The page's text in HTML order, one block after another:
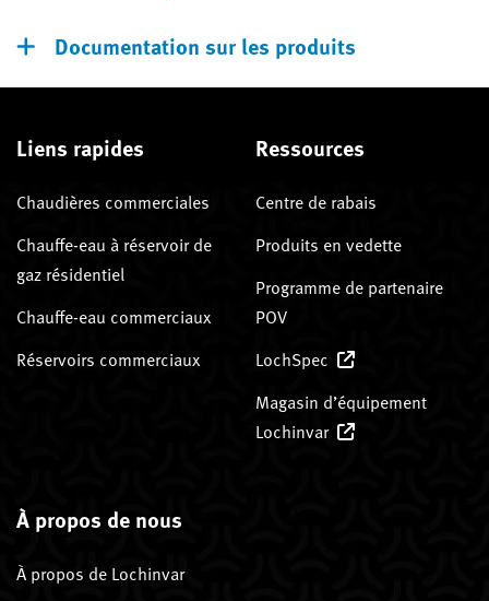
Documentation sur les produits
Liens rapides
Chaudières commerciales
Chauffe-eau à réservoir de
gaz résidentiel
Chauffe-eau commerciaux
Réservoirs commerciaux
Ressources
Centre de rabais
Produits en vedette
Programme de partenaire
POV
LochSpec
Magasin d’équipement
Lochinvar
À propos de nous
À propos de Lochinvar